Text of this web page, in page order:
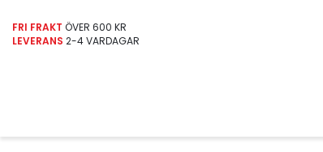
FRI FRAKT ÖVER 600 KR
LEVERANS 2-4 VARDAGAR